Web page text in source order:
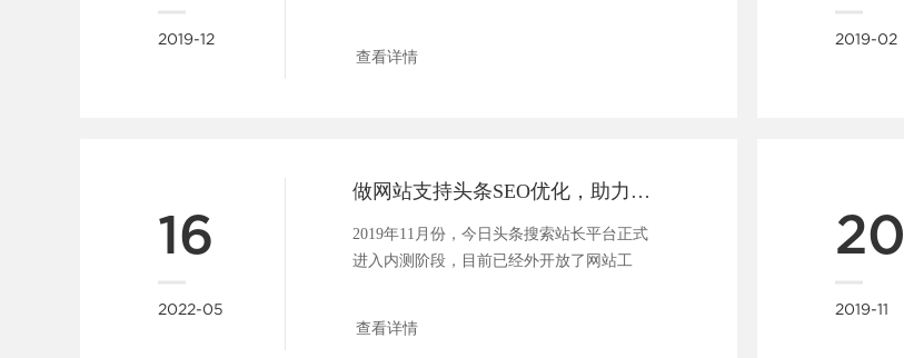
2019-12
查看详情
2019-02
16
2022-05
做网站支持头条SEO优化，助力企业快速布局移动端全网搜索
2019年11月份，今日头条搜索站长平台正式
进入内测阶段，目前已经外开放了网站工
查看详情
20
2019-11